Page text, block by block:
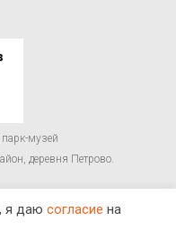
музей
деревня Петрово.
я даю согласие на